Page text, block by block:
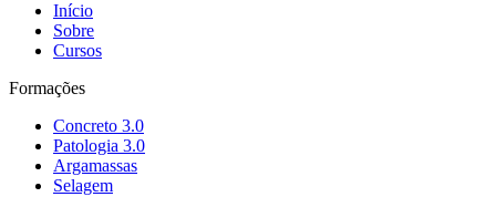
Início
Sobre
Cursos
Formações
Concreto 3.0
Patologia 3.0
Argamassas
Selagem